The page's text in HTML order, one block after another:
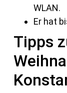
WLAN.
Er hat
Tipps